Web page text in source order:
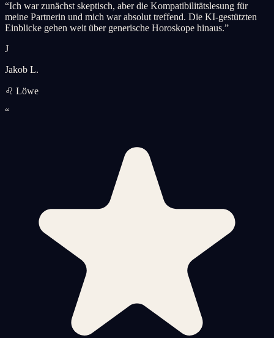
“Ich war zunächst skeptisch, aber die Kompatibilitätslesung für
meine Partnerin und mich war absolut treffend. Die KI-gestützten
Einblicke gehen weit über generische Horoskope hinaus.”
J
Jakob L.
♌ Löwe
“